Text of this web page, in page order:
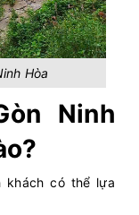
Hòa
Ninh
khách có thể lựa